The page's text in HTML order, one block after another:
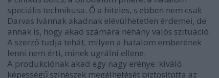
speciális technikusa. Ő a hiteles, s ebben nem csak
Darvas Ivánnak akadnak elévülhetetlen érdemei, de
annak is, hogy akad számára néhány valós szituáció.
A szerző tudja tehát, milyen a hatalom emberének
lenni nem érti, minek ugrálni ellene.
A produkciónak akad egy nagy erénye: kiváló
képességű színészek megélhetését biztosította az